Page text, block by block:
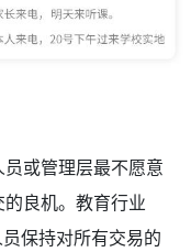
或管理层最不愿意
良机。教育行业
保持对所有交易的